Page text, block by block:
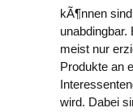
kÃ¶nnen
unabdingbar.
meist nur
Produkte an
wird. Dabei